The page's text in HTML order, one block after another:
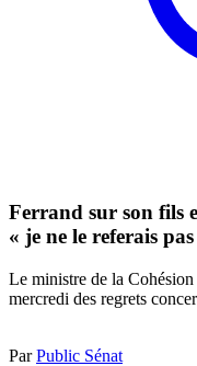
Ferrand sur son fils
« je ne le referais pas
Le ministre de la
mercredi des regrets
ParPublic Sénat